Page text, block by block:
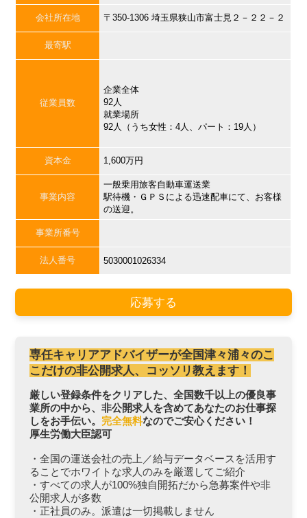
会社所在地 〒350-1306 埼玉県狭山市富士見２－２２－２
最寄駅
従業員数
企業全体
92人
就業場所
92人（うち女性：4人、パート：19人）
資本金 1,600万円
事業内容
一般乗用旅客自動車運送業
駅待機・ＧＰＳによる迅速配車にて、お客様
の送迎。
事業所番号
法人番号 5030001026334
応募する
専任キャリアアドバイザーが全国津々浦々のこ
こだけの非公開求人、コッソリ教えます！
厳しい登録条件をクリアした、全国数千以上の優良事
業所の中から、非公開求人を含めてあなたのお仕事探
しをお手伝い。 完全無料なのでご安心ください！
厚生労働大臣認可
・全国の運送会社の売上／給与データベースを活用す
ることでホワイトな求人のみを厳選してご紹介
・すべての求人が100%独自開拓だから急募案件や非
公開求人が多数
・正社員のみ。派遣は一切掲載しません